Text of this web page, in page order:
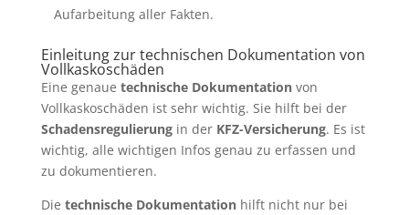
Aufarbeitung aller Fakten.
Einleitung zur technischen Dokumentation von
Vollkaskoschäden
Eine genaue technische Dokumentationvon
Vollkaskoschäden ist sehr wichtig. Sie hilft bei der
Schadensregulierungin der KFZ-Versicherung. Es ist
wichtig, alle wichtigen Infos genau zu erfassen und
zu dokumentieren.
Die technische Dokumentationhilft nicht nur bei